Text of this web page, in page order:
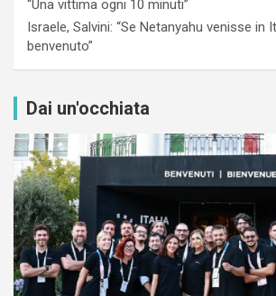
“Una vittima ogni 10 minuti”
Israele, Salvini: “Se Netanyahu venisse in
benvenuto”
Dai un'occhiata